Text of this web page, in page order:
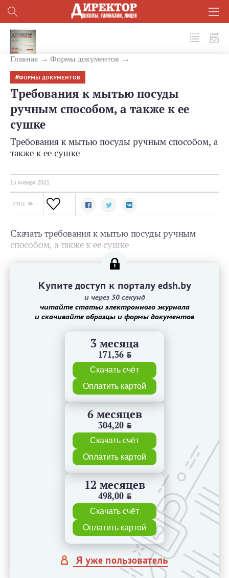
Главная Формы документов
ФОРМЫ ДОКУМЕНТОВ
Требования к мытью посуды
ручным способом, а также к ее
сушке
Требования к мытью посуды ручным способом, а
также к ее сушке
15 января 2021
7302
Скачать требования к мытью посуды ручным
способом, а также к ее сушке
Купите доступ к порталу edsh.by
и через 30 секунд
читайте статьи электронного журнала
и скачивайте образцы и формы документов
3 месяца
171,36 BYN
Скачать счёт
Оплатить картой
6 месяцев
304,20 BYN
Скачать счёт
Оплатить картой
12 месяцев
498,00 BYN
Скачать счёт
Оплатить картой
Я уже пользователь